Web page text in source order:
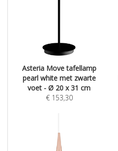
Asteria Move tafellamp
pearl white met zwarte
voet - Ø 20 x 31 cm
€ 153,30